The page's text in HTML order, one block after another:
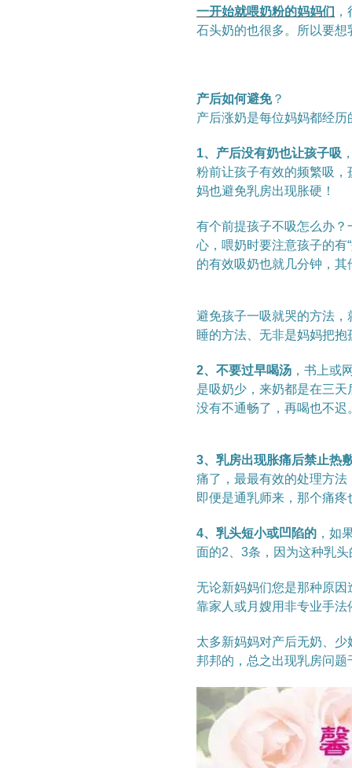
一开始就喂奶粉的妈妈们
石头奶的也很多。所以要
产后如何避免？
产后涨奶是每位妈妈都经
1、产后没有奶也让孩子吸
粉前让孩子有效的频繁吸
妈也避免乳房出现胀硬！
有个前提孩子不吸怎么办
心，喂奶时要注意孩子的有“
的有效吸奶也就几分钟，
避免孩子一吸就哭的方法
睡的方法、无非是妈妈把
2、不要过早喝汤 ，书上或
是吸奶少，来奶都是在三
没有不通畅了，再喝也不迟
3、乳房出现胀痛后禁止热
痛了，最最有效的处理方
即便是通乳师来，那个痛
4、乳头短小或凹陷的 ，如
面的2 3条，因为这种乳
无论新妈妈们您是那种原
靠家人或月嫂用非专业手
太多新妈妈对产后无奶、
邦邦的，总之出现乳房问